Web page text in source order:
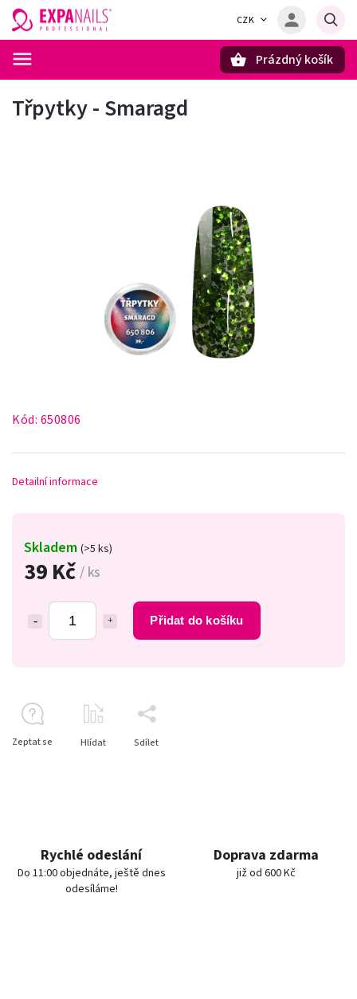
CZK
Prázdný košík
Třpytky - Smaragd
Kód: 650806
39 Kč/ ks
Přidat do košíku
Skladem (>5 ks)
Detailní informace
Zeptat se Hlídat Sdílet
Rychlé odeslání
Do 11:00 objednáte, ještě dnes
odesíláme!
Doprava zdarma
již od 600 Kč